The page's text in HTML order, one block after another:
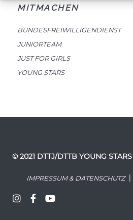
MITMACHEN
BUNDESFREIWILLIGENDIENST
JUNIORTEAM
JUST FOR GIRLS
YOUNG STARS
© 2021 DTTJ/DTTB YOUNG STARS
IMPRESSUM & DATENSCHUTZ|